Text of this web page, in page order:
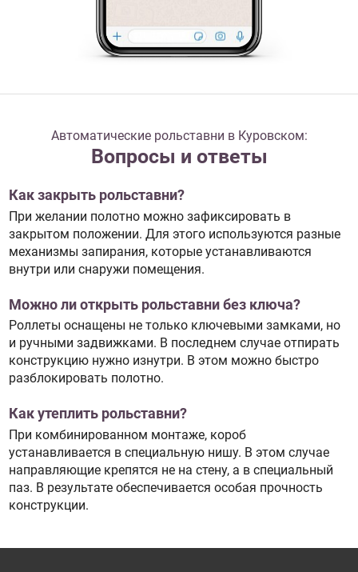
Автоматические рольставни в Куровском:
Вопросы и ответы
Как закрыть рольставни?
При желании полотно можно зафиксировать в
закрытом положении. Для этого используются разные
механизмы запирания, которые устанавливаются
внутри или снаружи помещения.
Можно ли открыть рольставни без ключа?
Роллеты оснащены не только ключевыми замками, но
и ручными задвижками. В последнем случае отпирать
конструкцию нужно изнутри. В этом можно быстро
разблокировать полотно.
Как утеплить рольставни?
При комбинированном монтаже, короб
устанавливается в специальную нишу. В этом случае
направляющие крепятся не на стену, а в специальный
паз. В результате обеспечивается особая прочность
конструкции.